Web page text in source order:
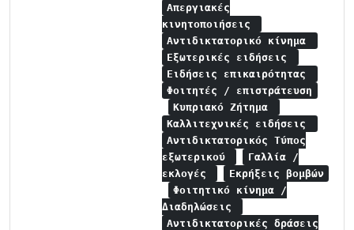
Απεργιακές
κινητοποιήσεις
Αντιδικτατορικό κίνημα
Εξωτερικές ειδήσεις
Ειδήσεις επικαιρότητας
Φοιτητές / επιστράτευση
Κυπριακό Ζήτημα
Καλλιτεχνικές ειδήσεις
Αντιδικτατορικός Τύπος
εξωτερικού
Γαλλία /
εκλογές
Εκρήξεις βομβών
Φοιτητικό κίνημα /
Διαδηλώσεις
Αντιδικτατορικές δράσεις